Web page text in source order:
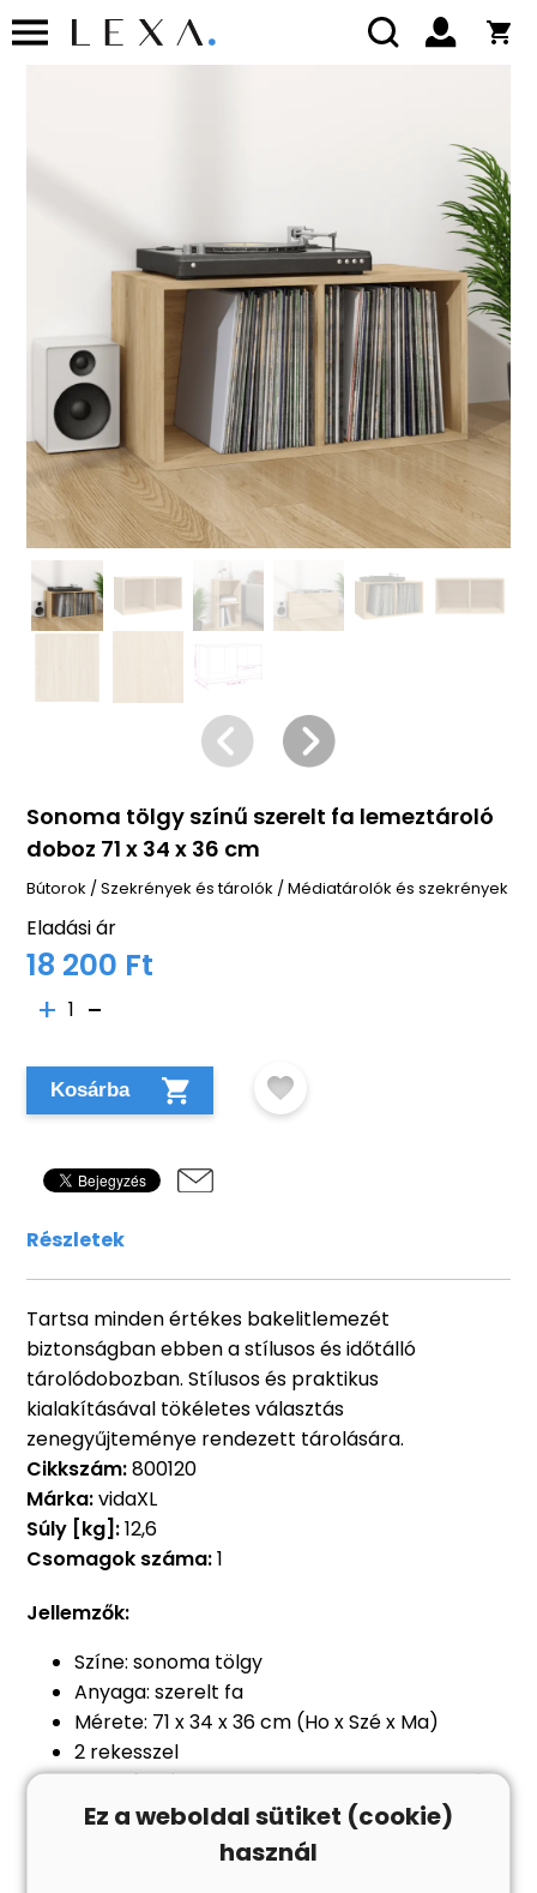
Sonoma tölgy színű szerelt fa lemeztároló
doboz 71 x 34 x 36 cm
Bútorok /Szekrények és tárolók /Médiatárolók és szekrények
Eladási ár
18 200 Ft
1
Kosárba
Részletek
Tartsa minden értékes bakelitlemezét
biztonságban ebben a stílusos és időtálló
tárolódobozban. Stílusos és praktikus
kialakításával tökéletes választás
zenegyűjteménye rendezett tárolására.
Cikkszám:800120
Márka:vidaXL
Súly [kg]:12,6
Csomagok száma:1
Jellemzők:
Színe: sonoma tölgy
Anyaga: szerelt fa
Mérete: 71 x 34 x 36 cm (Ho x Szé x Ma)
2 rekesszel
Masszív hátlap a bakelitlemezek megfelelő
védelme érdekében
Szállítóládaként is használható
Ez a weboldal sütiket (cookie)
használ